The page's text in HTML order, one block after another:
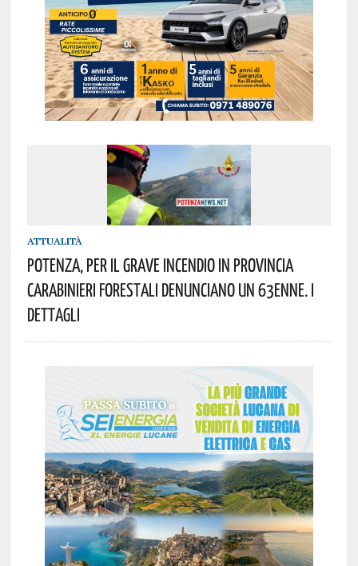
ATTUALITÀ
Potenza, Per Il Grave Incendio In Provincia
Carabinieri Forestali Denunciano Un 63enne. I
Dettagli